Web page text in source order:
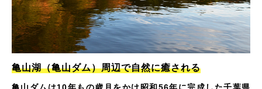
亀山湖（亀山ダム）周辺で自然に癒される
亀山ダムは10年もの歳月をかけ昭和56年に完成した千葉県